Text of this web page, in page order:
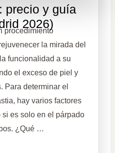
precio y guía
2026)
procedimiento
la mirada del
funcionalidad a su
el exceso de piel y
Para determinar el
hay varios factores
es solo en el párpado
¿Qué …